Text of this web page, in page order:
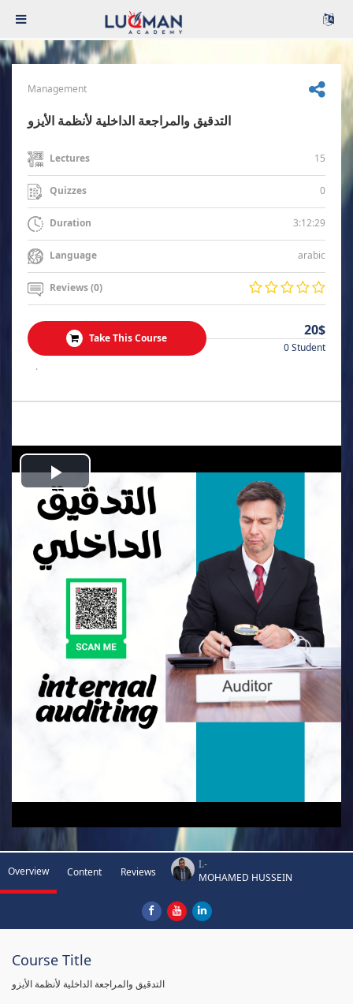
Management
التدقيق والمراجعة الداخلية لأنظمة الأيزو
Lectures 15
Quizzes 0
Duration 3:12:29
Language arabic
Reviews (0)
Take This Course 20$
0 Student
.
Play
Video
Overview Content Reviews
I.-
MOHAMED HUSSEIN
Course Title
التدقيق والمراجعة الداخلية لأنظمة الأيزو